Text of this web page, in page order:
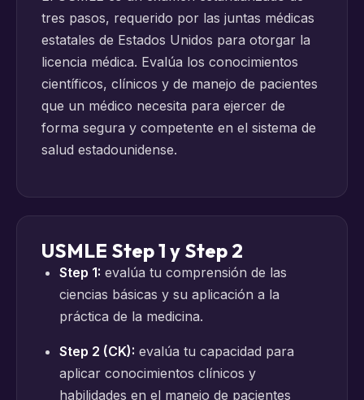
tres pasos, requerido por las juntas médicas
estatales de Estados Unidos para otorgar la
licencia médica. Evalúa los conocimientos
científicos, clínicos y de manejo de pacientes
que un médico necesita para ejercer de
forma segura y competente en el sistema de
salud estadounidense.
USMLE Step 1 y Step 2
Step 1: evalúa tu comprensión de las
ciencias básicas y su aplicación a la
práctica de la medicina.
Step 2 (CK): evalúa tu capacidad para
aplicar conocimientos clínicos y
habilidades en el manejo de pacientes